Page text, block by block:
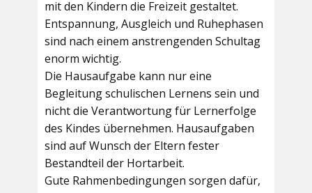
mit den Kindern die Freizeit gestaltet.
Entspannung, Ausgleich und Ruhephasen
sind nach einem anstrengenden Schultag
enorm wichtig.
Die Hausaufgabe kann nur eine
Begleitung schulischen Lernens sein und
nicht die Verantwortung für Lernerfolge
des Kindes übernehmen. Hausaufgaben
sind auf Wunsch der Eltern fester
Bestandteil der Hortarbeit.
Gute Rahmenbedingungen sorgen dafür,